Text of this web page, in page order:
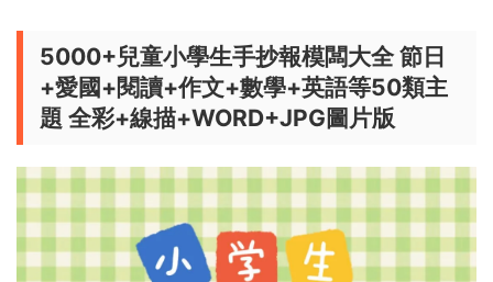
5000+兒童小學生手抄報模闆大全 節日
+愛國+閱讀+作文+數學+英語等50類主
題 全彩+線描+WORD+JPG圖片版